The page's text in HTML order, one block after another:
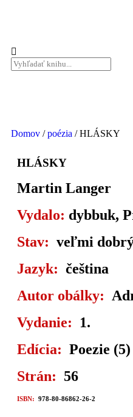
Domov /poézia / HLÁSKY
HLÁSKY
Martin Langer
Vydalo: dybbuk,
Stav: veľmi
Jazyk: čeština
Autor obálky:
Vydanie: 1.
Edícia: Poezie (5)
Strán: 56
ISBN: 978-80-86862-26-2